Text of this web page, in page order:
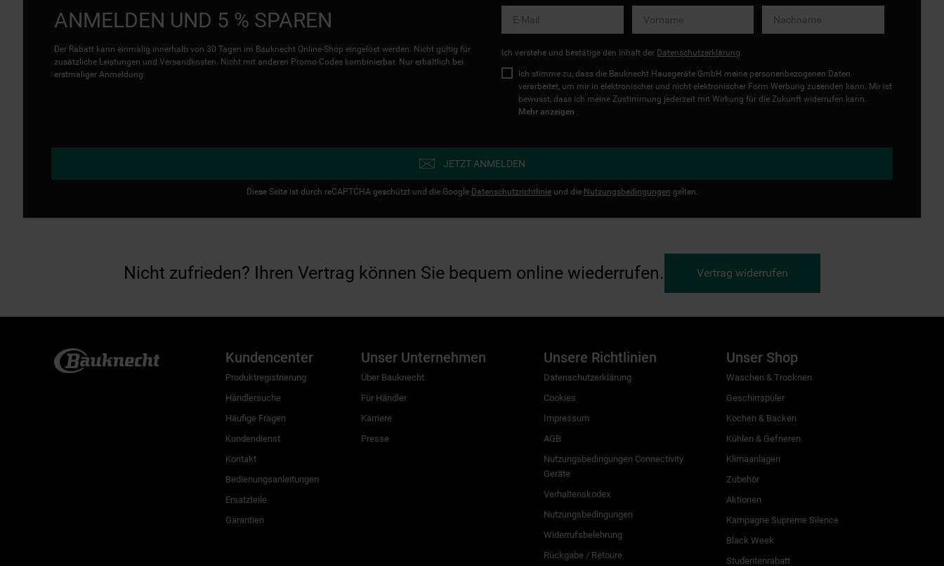
ANMELDEN UND 5 % SPAREN
Der Rabatt kann einmalig innerhalb von 30 Tagen im Bauknecht Online-Shop eingelöst werden. Nicht gültig für
zusätzliche Leistungen und Versandkosten. Nicht mit anderen Promo Codes kombinierbar. Nur erhältlich bei
erstmaliger Anmeldung.
Ich verstehe und bestätige den Inhalt der Datenschutzerklärung
Ich stimme zu, dass die Bauknecht Hausgeräte GmbH meine personenbezogenen Daten
verarbeitet, um mir in elektronischer und nicht elektronischer Form Werbung zusenden kann. Mir ist
bewusst, dass ich meine Zustimmung jederzeit mit Wirkung für die Zukunft widerrufen kann.
Mehr anzeigen
JETZT ANMELDEN
Diese Seite ist durch reCAPTCHA geschützt und die Google Datenschutzrichtlinieund die Nutzungsbedingungen gelten.
Nicht zufrieden? Ihren Vertrag können Sie bequem online wiederrufen. Vertrag widerrufen
Kundencenter
Produktregistrierung
Händlersuche
Häufige Fragen
Kundendienst
Kontakt
Bedienungsanleitungen
Ersatzteile
Garantien
Unser Unternehmen
Über Bauknecht
Für Händler
Karriere
Presse
Unsere Richtlinien
Datenschutzerklärung
Cookies
Impressum
AGB
Nutzungsbedingungen Connectivity
Geräte
Verhaltenskodex
Nutzungsbedingungen
Widerrufsbelehrung
Rückgabe / Retoure
Unser Shop
Waschen & Trocknen
Geschirrspüler
Kochen & Backen
Kühlen & Gefrieren
Klimaanlagen
Zubehör
Aktionen
Kampagne Supreme Silence
Black Week
Studentenrabatt